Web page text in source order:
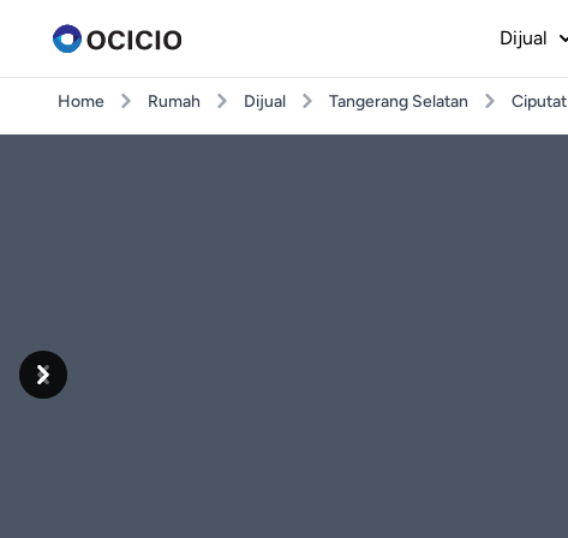
Dijual
Home Rumah Dijual Tangerang Selatan Ciputat
Previous
Next